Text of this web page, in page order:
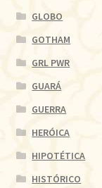
GLOBO
GOTHAM
GRL PWR
GUARÁ
GUERRA
HERÓICA
HIPOTÉTICA
HISTÓRICO